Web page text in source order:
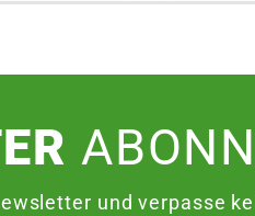
und verpasse